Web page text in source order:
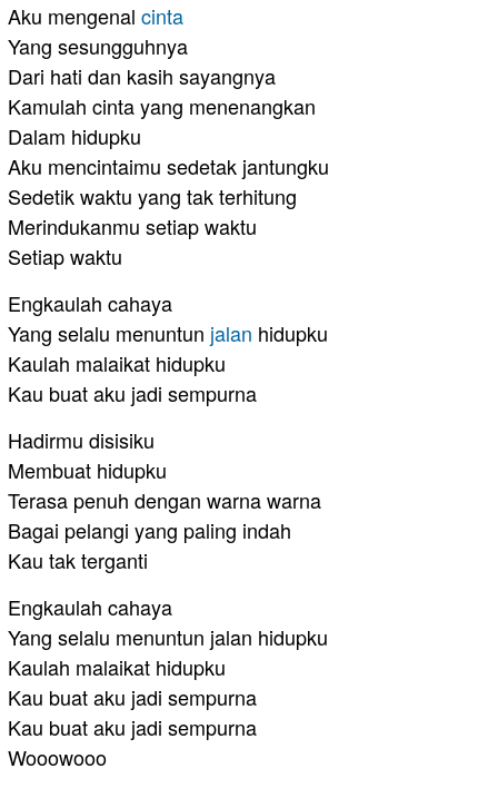
Aku mengenal cinta
Yang sesungguhnya
Dari hati dan kasih sayangnya
Kamulah cinta yang menenangkan
Dalam hidupku
Aku mencintaimu sedetak jantungku
Sedetik waktu yang tak terhitung
Merindukanmu setiap waktu
Setiap waktu
Engkaulah cahaya
Yang selalu menuntun jalan hidupku
Kaulah malaikat hidupku
Kau buat aku jadi sempurna
Hadirmu disisiku
Membuat hidupku
Terasa penuh dengan warna warna
Bagai pelangi yang paling indah
Kau tak terganti
Engkaulah cahaya
Yang selalu menuntun jalan hidupku
Kaulah malaikat hidupku
Kau buat aku jadi sempurna
Kau buat aku jadi sempurna
Wooowooo